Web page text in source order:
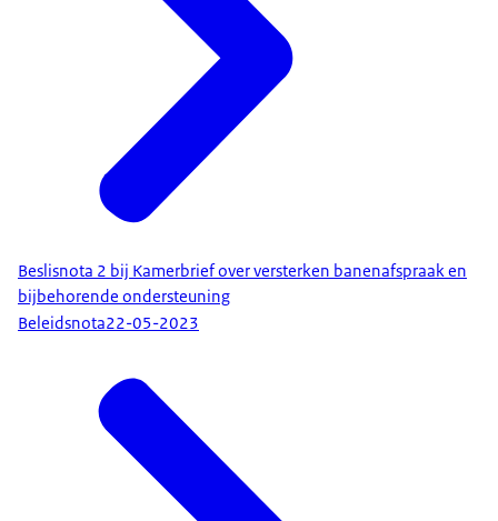
Beslisnota 2 bij Kamerbrief over versterken banenafspraak en
bijbehorende ondersteuning
Beleidsnota22-05-2023